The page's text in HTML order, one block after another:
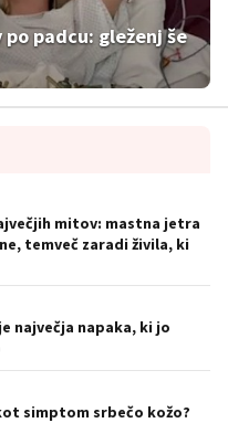
padcu: gleženj še
mitov: mastna jetra
temveč zaradi živila, ki
največja napaka, ki jo
simptom srbečo kožo?